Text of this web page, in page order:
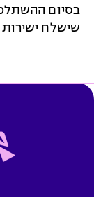
בסיום
שישלח